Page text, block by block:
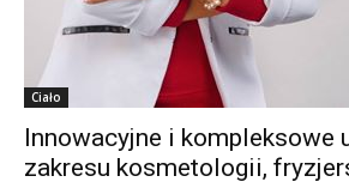
Ciało
Innowacyjne i kompleksowe
zakresu kosmetologii,